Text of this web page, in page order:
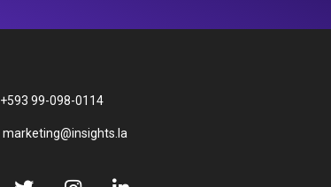
+593 99-098-0114
marketing@insights.la